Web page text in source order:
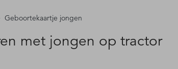
Geboortekaartje jongen
met jongen op tractor